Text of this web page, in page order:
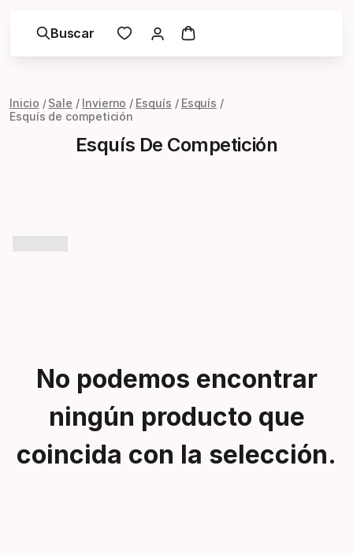
Buscar
Inicio Sale Invierno Esquís
Esquís
Esquís de competición
Esquís De Competición
No podemos encontrar
ningún producto que
coincida con la selección.